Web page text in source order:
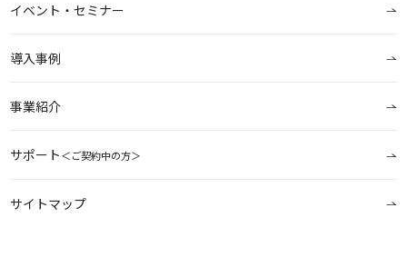
イベント・セミナー
導入事例
事業紹介
サポート＜ご契約中の方＞
サイトマップ